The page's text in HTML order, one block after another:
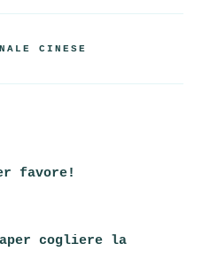
CINESE
favore!
cogliere la